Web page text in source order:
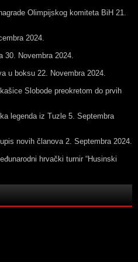
Olimpijskog komiteta BiH 21.
2024.
30. Novembra 2024.
u boksu 22. Novembra 2024.
Slobode preokretom do prvih
legenda iz Tuzle 5. Septembra
novih članova 2. Septembra 2024.
hrvački turnir “Husinski